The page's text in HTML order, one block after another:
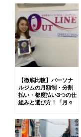
【徹底比較】パーソナ
ルジムの月額制・分割
払い・都度払い3つの仕
組みと選び方！「月々